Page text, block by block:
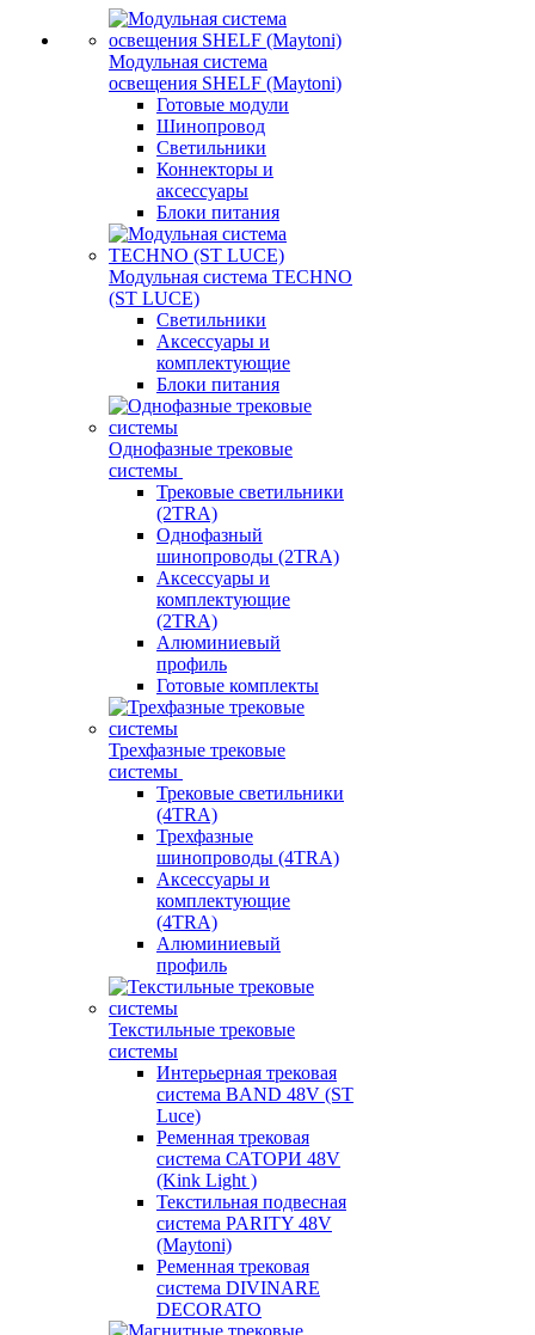
Модульная система
освещения SHELF (Maytoni)
Готовые модули
Шинопровод
Светильники
Коннекторы и
аксессуары
Блоки питания
Модульная система TECHNO
(ST LUCE)
Светильники
Аксессуары и
комплектующие
Блоки питания
Однофазные трековые
системы
Трековые светильники
(2TRA)
Однофазный
шинопроводы (2TRA)
Аксессуары и
комплектующие
(2TRA)
Алюминиевый
профиль
Готовые комплекты
Трехфазные трековые
системы
Трековые светильники
(4TRA)
Трехфазные
шинопроводы (4TRA)
Аксессуары и
комплектующие
(4TRA)
Алюминиевый
профиль
Текстильные трековые
системы
Интерьерная трековая
система BAND 48V (ST
Luce)
Ременная трековая
система САТОРИ 48V
(Kink Light )
Текстильная подвесная
система PARITY 48V
(Maytoni)
Ременная трековая
система DIVINARE
DECORATO